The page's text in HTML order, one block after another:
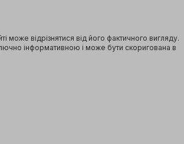
може відрізнятися від його фактичного вигляду.
інформативною і може бути скоригована в